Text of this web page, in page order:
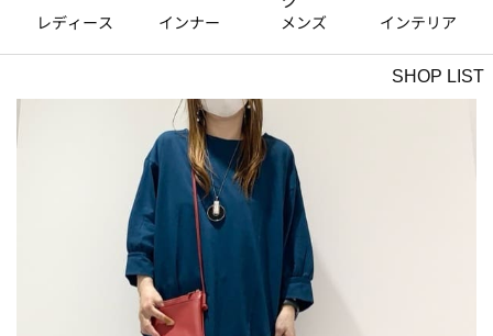
レディース インナー メンズ インテリア
SHOP LIST